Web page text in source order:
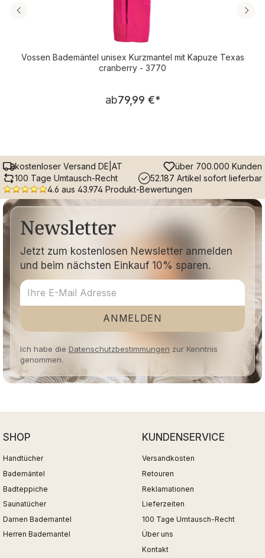
Vossen Bademäntel unisex Kurzmantel mit Kapuze Texas
cranberry - 3770
Regulärer Preis:
ab79,99 €*
kostenloser Versand DE|AT
über 700.000 Kunden
100 Tage Umtausch-Recht
52.187 Artikel sofort lieferbar
4.6 aus 43.974 Produkt-Bewertungen
Newsletter
Jetzt zum kostenlosen Newsletter anmelden
und beim nächsten Einkauf 10% sparen.
ANMELDEN
Ich habe die Datenschutzbestimmungen zur Kenntnis
genommen.
SHOP
Handtücher
Bademäntel
Badteppiche
Saunatücher
Damen Bademantel
Herren Bademantel
KUNDENSERVICE
Versandkosten
Retouren
Reklamationen
Lieferzeiten
100 Tage Umtausch-Recht
Über uns
Kontakt